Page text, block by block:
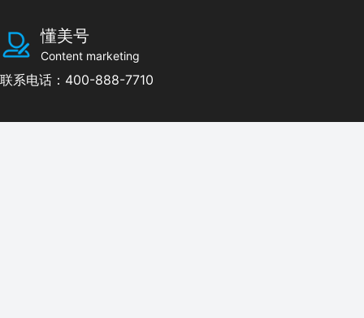
懂美号
Content marketing
联系电话：400-888-7710